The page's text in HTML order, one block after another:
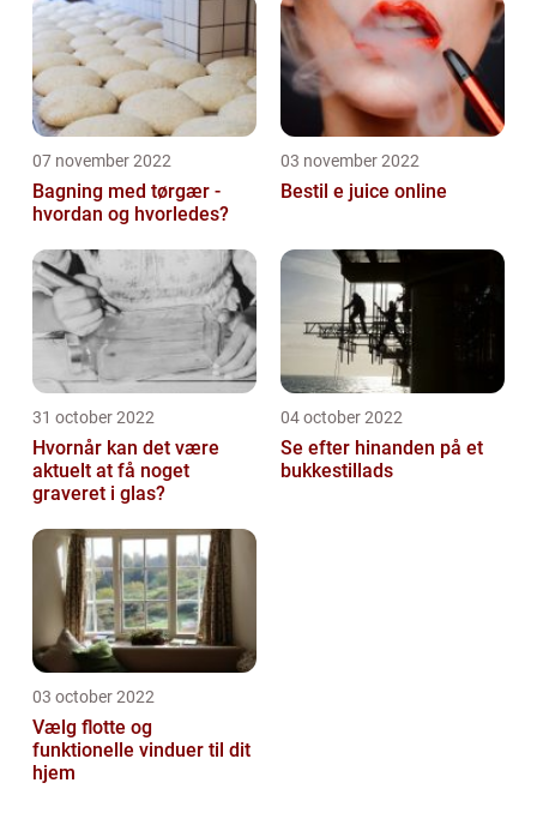
07 november 2022
Bagning med tørgær -
hvordan og hvorledes?
03 november 2022
Bestil e juice online
31 october 2022
Hvornår kan det være
aktuelt at få noget
graveret i glas?
04 october 2022
Se efter hinanden på et
bukkestillads
03 october 2022
Vælg flotte og
funktionelle vinduer til dit
hjem